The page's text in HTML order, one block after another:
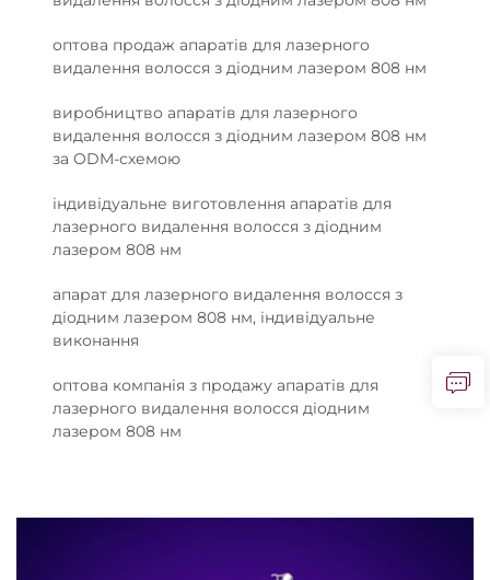
оптова продаж апаратів для лазерного
видалення волосся з діодним лазером 808 нм
виробництво апаратів для лазерного
видалення волосся з діодним лазером 808 нм
за ODM-схемою
індивідуальне виготовлення апаратів для
лазерного видалення волосся з діодним
лазером 808 нм
апарат для лазерного видалення волосся з
діодним лазером 808 нм, індивідуальне
виконання
оптова компанія з продажу апаратів для
лазерного видалення волосся діодним
лазером 808 нм